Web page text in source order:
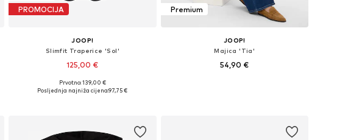
PROMOCIJA
JOOP!
Slimfit Traperice 'Sol'
125,00 €
Dostupno u više veličina
Prvotno: 139,00 €
Posljednja najniža cijena:97,75 €
Premium
JOOP!
Majica 'Tia'
54,90 €